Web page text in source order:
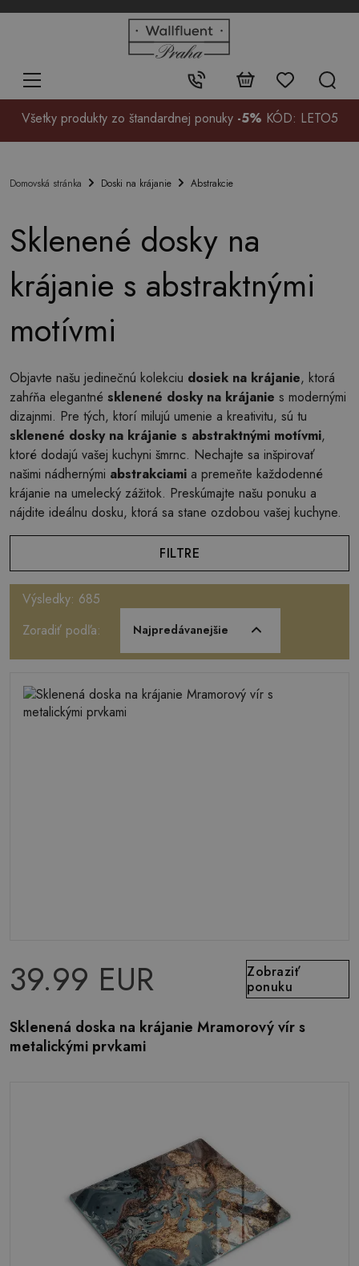
Kontakt:
+48
99
Všetky produkty zo štandardnej ponuky -5% KÓD: LETO5
Domovská stránka Doski na krájanie Abstrakcie
Sklenené dosky na
krájanie s abstraktnými
motívmi
Objavte našu jedinečnú kolekciu dosiek na krájanie, ktorá
zahŕňa elegantné sklenené dosky na krájanie s modernými
dizajnmi. Pre tých, ktorí milujú umenie a kreativitu, sú tu
sklenené dosky na krájanie s abstraktnými motívmi,
ktoré dodajú vašej kuchyni šmrnc. Nechajte sa inšpirovať
našimi nádhernými abstrakciami a premeňte každodenné
krájanie na umelecký zážitok. Preskúmajte našu ponuku a
nájdite ideálnu dosku, ktorá sa stane ozdobou vašej kuchyne.
FILTRE
Výsledky: 685
Zoradiť podľa:
Najpredávanejšie
39.99 EUR
Zobraziť
ponuku
Sklenená doska na krájanie Mramorový vír s
metalickými prvkami